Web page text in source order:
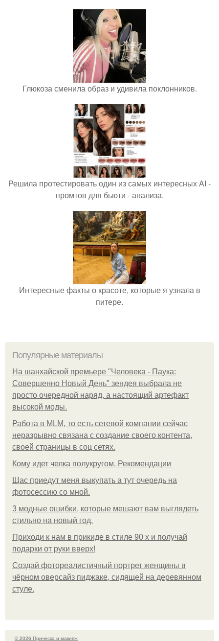
Глюкоза сменила образ и удивила поклонников.
Решила протестировать один из самых интересных AI -
промтов для бьюти - анализа.
Интересные факты о красоте, которые я узнала в
питере.
Популярные материалы
На шанхайской премьере "Человека - Паука:
Совершенно Новый День" зендея выбрала не
просто очередной наряд, а настоящий артефакт
высокой моды.
Работа в MLM, то есть сетевой компании сейчас
неразрывно связана с создание своего контента,
своей страницы в соц сетях.
Кому идет челка полукругом. Рекомендации
Щас приедут меня выкупать а тут очередь на
фотосессию со мной.
3 модные ошибки, которые мешают вам выглядеть
стильно на новый год.
Приходи к нам в прикиде в стиле 90 х и получай
подарки от руки вверх!
Создай фотореалистичный портрет женщины в
чёрном оверсайз пиджаке, сидящей на деревянном
стуле.
© 2026 Прическа и макияж